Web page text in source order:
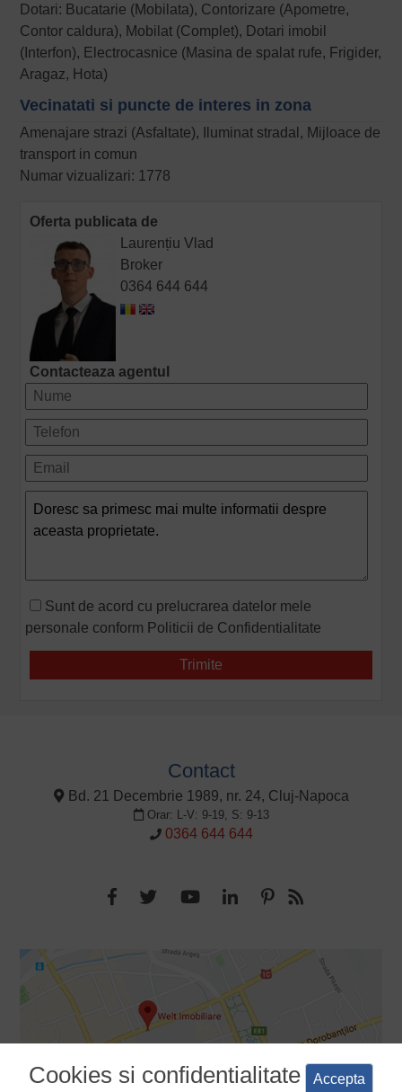
Dotari: Bucatarie (Mobilata), Contorizare (Apometre,
Contor caldura), Mobilat (Complet), Dotari imobil
(Interfon), Electrocasnice (Masina de spalat rufe, Frigider,
Aragaz, Hota)
Vecinatati si puncte de interes in zona
Amenajare strazi (Asfaltate), Iluminat stradal, Mijloace de
transport in comun
Numar vizualizari: 1778
Oferta publicata de
Laurențiu Vlad
Broker
0364 644 644
Contacteaza agentul
Sunt de acord cu prelucrarea datelor mele
personale conform Politicii de Confidentialitate
Contact
Bd. 21 Decembrie 1989, nr. 24, Cluj-Napoca
Orar: L-V: 9-19, S: 9-13
0364 644 644
Cookies si confidentialitate Accepta